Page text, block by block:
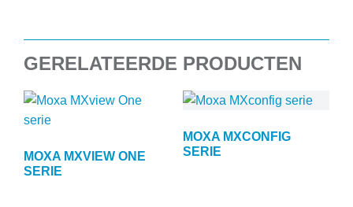
GERELATEERDE PRODUCTEN
MOXA MXVIEW ONE
SERIE
MOXA MXCONFIG
SERIE